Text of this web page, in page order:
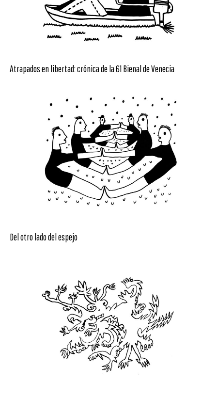
Atrapados en libertad: crónica de la 61 Bienal de Venecia
Del otro lado del espejo